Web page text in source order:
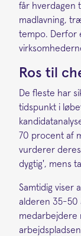
får hverdagen
madlavning,
tempo. Derfor
Ros til
De fleste har
tidspunkt i
70 procent af
vurderer
dygtig', mens
Samtidig viser
alderen 35-50
medarbejdere